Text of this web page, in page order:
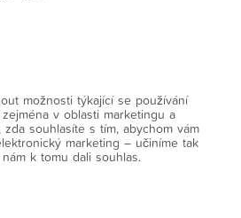
možnosti týkající se používání
v oblasti marketingu a
zda souhlasíte s tím, abychom vám
marketing – učiníme tak
k tomu dali souhlas.